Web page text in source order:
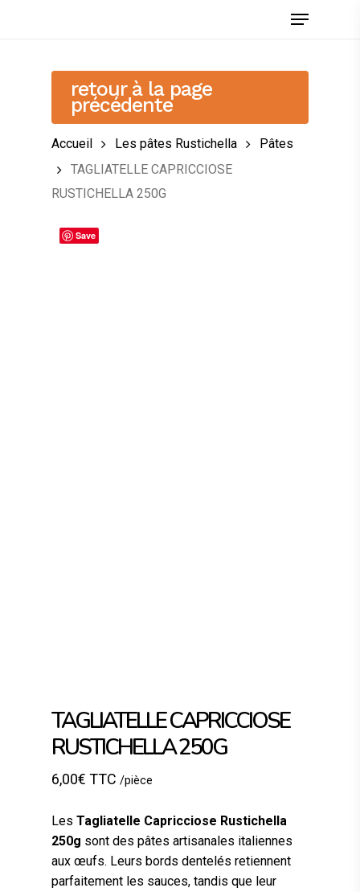
Menu
retour à la page
précédente
Accueil Les pâtes Rustichella
Pâtes
TAGLIATELLE CAPRICCIOSE
RUSTICHELLA 250G
Save
TAGLIATELLE CAPRICCIOSE
RUSTICHELLA 250G
6,00€ TTC /pièce
Les Tagliatelle Capricciose Rustichella
250g sont des pâtes artisanales italiennes
aux œufs. Leurs bords dentelés retiennent
parfaitement les sauces, tandis que leur